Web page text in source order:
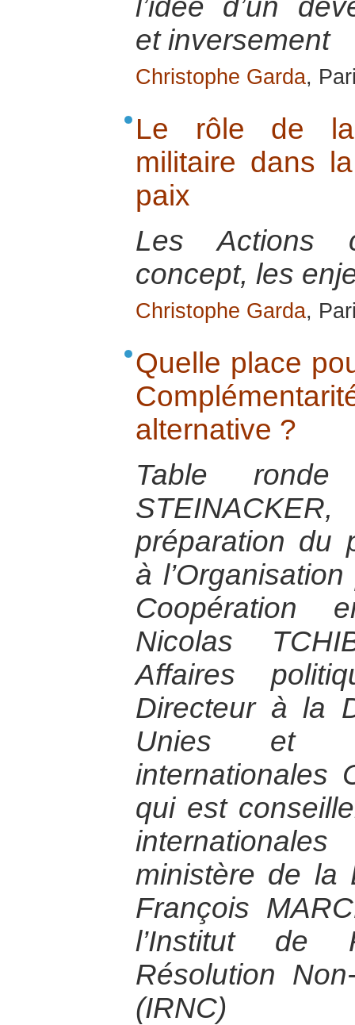
l’idée d’un
et inversement
Christophe Garda,
Le rôle de la
militaire dans
paix
Les Actions
concept, les
Christophe Garda,
Quelle place
alternative ?
Table
préparation du
à
Coopération
Nicolas
Affaires
Directeur à la
Unies et
internationales
qui est
ministère de la
François
l’Institut de
Résolution
(IRNC)